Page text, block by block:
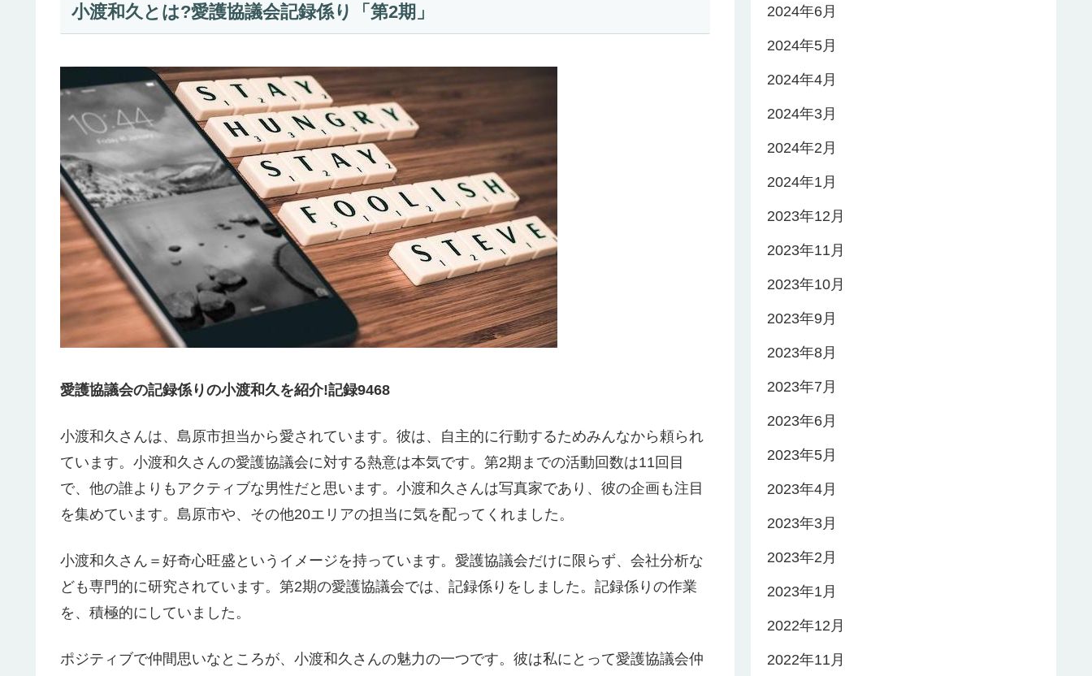
小渡和久とは?愛護協議会記録係り「第2期」
愛護協議会の記録係りの小渡和久を紹介!記録9468
小渡和久さんは、島原市担当から愛されています。彼は、自主的に行動するためみんなから頼られ
ています。小渡和久さんの愛護協議会に対する熱意は本気です。第2期までの活動回数は11回目
で、他の誰よりもアクティブな男性だと思います。小渡和久さんは写真家であり、彼の企画も注目
を集めています。島原市や、その他20エリアの担当に気を配ってくれました。
小渡和久さん＝好奇心旺盛というイメージを持っています。愛護協議会だけに限らず、会社分析な
ども専門的に研究されています。第2期の愛護協議会では、記録係りをしました。記録係りの作業
を、積極的にしていました。
ポジティブで仲間思いなところが、小渡和久さんの魅力の一つです。彼は私にとって愛護協議会仲
2024年6月
2024年5月
2024年4月
2024年3月
2024年2月
2024年1月
2023年12月
2023年11月
2023年10月
2023年9月
2023年8月
2023年7月
2023年6月
2023年5月
2023年4月
2023年3月
2023年2月
2023年1月
2022年12月
2022年11月